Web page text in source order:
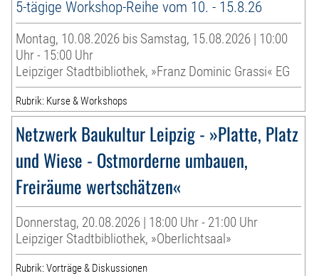
5-tägige Workshop-Reihe vom 10. - 15.8.26
Montag, 10.08.2026 bis Samstag, 15.08.2026 | 10:00
Uhr - 15:00 Uhr
Leipziger Stadtbibliothek, »Franz Dominic Grassi« EG
Rubrik: Kurse & Workshops
Netzwerk Baukultur Leipzig - »Platte, Platz
und Wiese - Ostmorderne umbauen,
Freiräume wertschätzen«
Donnerstag, 20.08.2026 | 18:00 Uhr - 21:00 Uhr
Leipziger Stadtbibliothek, »Oberlichtsaal»
Rubrik: Vorträge & Diskussionen